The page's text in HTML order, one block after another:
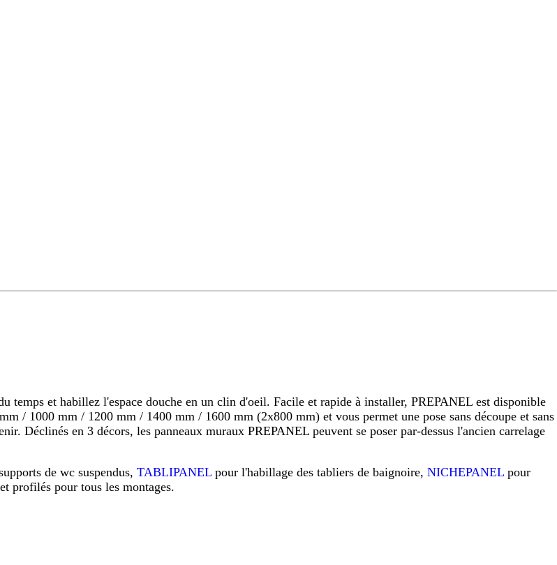
temps et habillez l'espace douche en un clin d'oeil. Facile et rapide à installer, PREPANEL est disponible
/ 1000 mm / 1200 mm / 1400 mm / 1600 mm (2x800 mm) et vous permet une pose sans découpe et sans
Déclinés en 3 décors, les panneaux muraux PREPANEL peuvent se poser par-dessus l'ancien carrelage
de wc suspendus, TABLIPANEL pour l'habillage des tabliers de baignoire, NICHEPANEL pour
et profilés pour tous les montages.